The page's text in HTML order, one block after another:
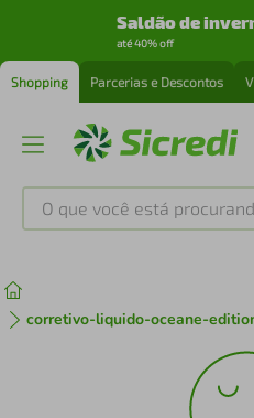
Saldão de
até 40% off
Shopping Parcerias e Descontos
O que você está procurando?
corretivo-liquido-oceane-
º tenis